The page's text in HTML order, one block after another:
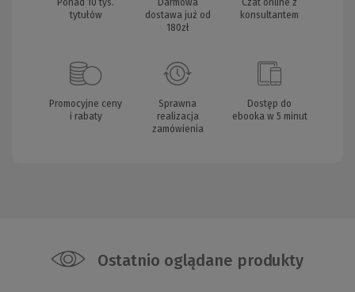
Ponad 10 tys.
tytułów
Darmowa
dostawa już od
180zł
Czat online z
konsultantem
Promocyjne ceny
i rabaty
Sprawna
realizacja
zamówienia
Dostęp do
ebooka w 5 minut
Ostatnio oglądane produkty